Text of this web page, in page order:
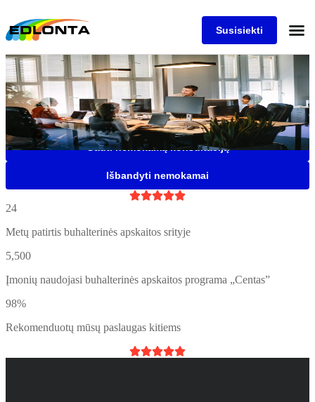
Susisiekti
Išbandyti nemokamai
Gauti nemokamą konsultaciją
Saugi, patogi ir lanksti buhalterinė programa Jūsų įmonei, kuria
naudojasi daugiau nei 5500 įmonių
Buhalterinės apskaitos
programa "Centas"

24
Metų patirtis buhalterinės apskaitos srityje
5,500
Įmonių naudojasi buhalterinės apskaitos programa „Centas”
98%
Rekomenduotų mūsų paslaugas kitiems
